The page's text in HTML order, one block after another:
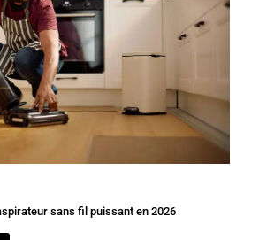
sans fil puissant en 2026